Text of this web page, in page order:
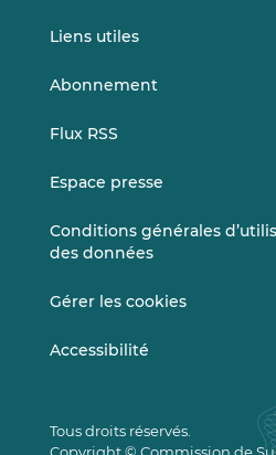
Liens utiles
Abonnement
Flux RSS
Espace presse
Conditions générales
des données
Gérer les cookies
Accessibilité
Tous droits réservés.